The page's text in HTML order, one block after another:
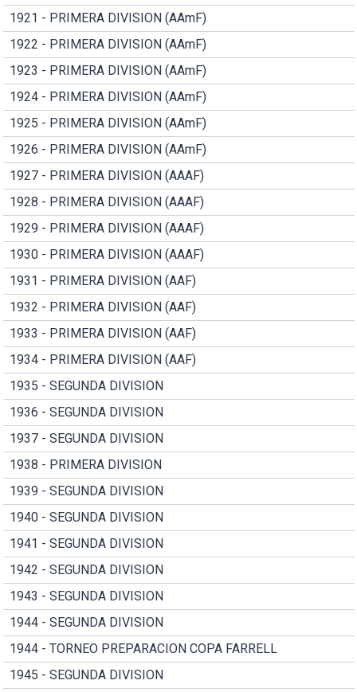
1921 - PRIMERA DIVISION (AAmF)
1922 - PRIMERA DIVISION (AAmF)
1923 - PRIMERA DIVISION (AAmF)
1924 - PRIMERA DIVISION (AAmF)
1925 - PRIMERA DIVISION (AAmF)
1926 - PRIMERA DIVISION (AAmF)
1927 - PRIMERA DIVISION (AAAF)
1928 - PRIMERA DIVISION (AAAF)
1929 - PRIMERA DIVISION (AAAF)
1930 - PRIMERA DIVISION (AAAF)
1931 - PRIMERA DIVISION (AAF)
1932 - PRIMERA DIVISION (AAF)
1933 - PRIMERA DIVISION (AAF)
1934 - PRIMERA DIVISION (AAF)
1935 - SEGUNDA DIVISION
1936 - SEGUNDA DIVISION
1937 - SEGUNDA DIVISION
1938 - PRIMERA DIVISION
1939 - SEGUNDA DIVISION
1940 - SEGUNDA DIVISION
1941 - SEGUNDA DIVISION
1942 - SEGUNDA DIVISION
1943 - SEGUNDA DIVISION
1944 - SEGUNDA DIVISION
1944 - TORNEO PREPARACION COPA FARRELL
1945 - SEGUNDA DIVISION